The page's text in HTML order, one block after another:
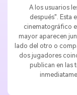
A los usuarios
después". Esta
cinematográfico
mayor aparecen
lado del otro o
dos jugadores
publican en las